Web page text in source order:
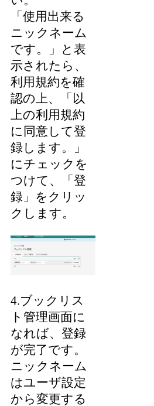
「使用出来る
ニックネーム
です。」と表
示されたら、
利用規約を確
認の上、「以
上の利用規約
に同意して登
録します。」
にチェックを
つけて、「登
録」をクリッ
クします。
4.ブックリス
ト管理画面に
なれば、登録
が完了です。
ニックネーム
はユーザ設定
から変更する